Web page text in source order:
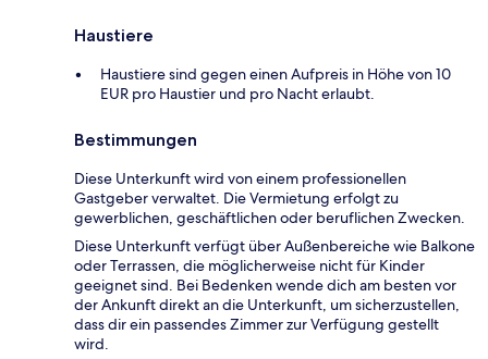
Haustiere
Haustiere sind gegen einen Aufpreis in Höhe von 10
EUR pro Haustier und pro Nacht erlaubt.
Bestimmungen
Diese Unterkunft wird von einem professionellen
Gastgeber verwaltet. Die Vermietung erfolgt zu
gewerblichen, geschäftlichen oder beruflichen Zwecken.
Diese Unterkunft verfügt über Außenbereiche wie Balkone
oder Terrassen, die möglicherweise nicht für Kinder
geeignet sind. Bei Bedenken wende dich am besten vor
der Ankunft direkt an die Unterkunft, um sicherzustellen,
dass dir ein passendes Zimmer zur Verfügung gestellt
wird.